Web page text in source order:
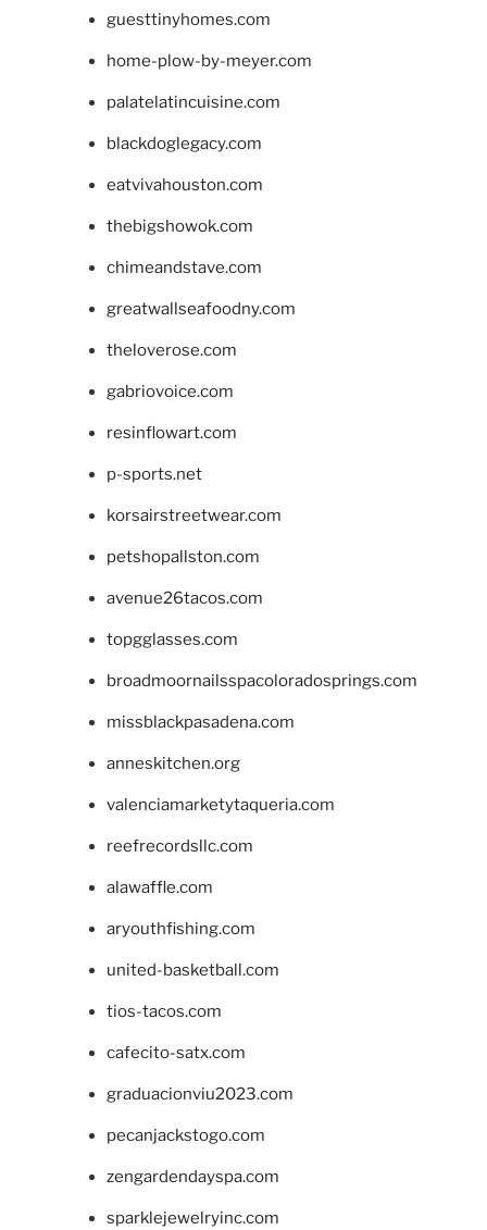
guesttinyhomes.com
home-plow-by-meyer.com
palatelatincuisine.com
blackdoglegacy.com
eatvivahouston.com
thebigshowok.com
chimeandstave.com
greatwallseafoodny.com
theloverose.com
gabriovoice.com
resinflowart.com
p-sports.net
korsairstreetwear.com
petshopallston.com
avenue26tacos.com
topgglasses.com
broadmoornailsspacoloradosprings.com
missblackpasadena.com
anneskitchen.org
valenciamarketytaqueria.com
reefrecordsllc.com
alawaffle.com
aryouthfishing.com
united-basketball.com
tios-tacos.com
cafecito-satx.com
graduacionviu2023.com
pecanjackstogo.com
zengardendayspa.com
sparklejewelryinc.com